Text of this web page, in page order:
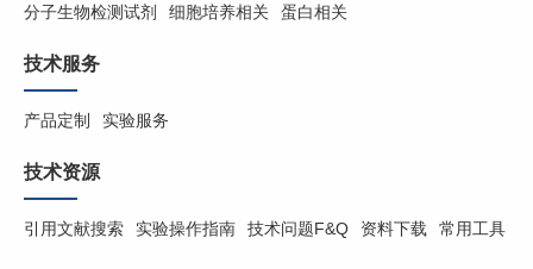
分子生物检测试剂
细胞培养相关 蛋白相关
技术服务
产品定制 实验服务
技术资源
引用文献搜索 实验操作指南 技术问题F&Q 资料下载 常用工具